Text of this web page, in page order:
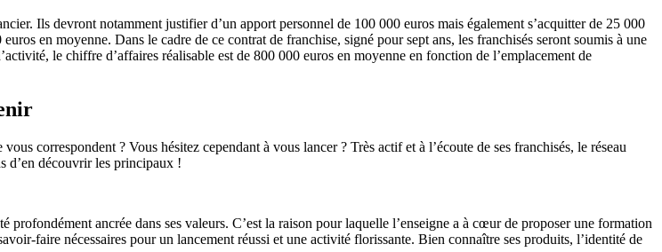
Ils devront notamment justifier d’un apport personnel de 100 000 euros mais également s’acquitter de 25 000
en moyenne. Dans le cadre de ce contrat de franchise, signé pour sept ans, les franchisés seront soumis à une
le chiffre d’affaires réalisable est de 800 000 euros en moyenne en fonction de l’emplacement de
correspondent ? Vous hésitez cependant à vous lancer ? Très actif et à l’écoute de ses franchisés, le réseau
d’en découvrir les principaux !
ancrée dans ses valeurs. C’est la raison pour laquelle l’enseigne a à cœur de proposer une formation
faire nécessaires pour un lancement réussi et une activité florissante. Bien connaître ses produits, l’identité de